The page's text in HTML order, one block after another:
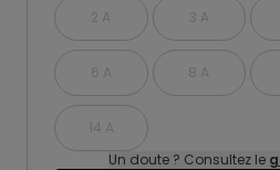
2 A 3 A
6 A 8 A
14 A
Un doute ? Consultez le